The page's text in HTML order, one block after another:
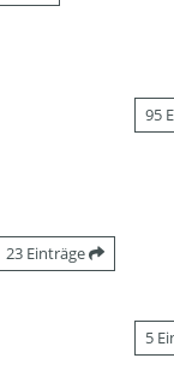
95
23 Einträge
5